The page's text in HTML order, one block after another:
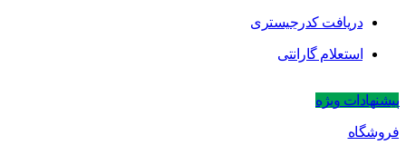
دریافت کدرجیستری
استعلام گارانتی
پیشنهادات ویژه
فروشگاه